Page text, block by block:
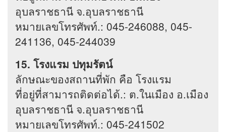
อุบลราชธานี จ.อุบลราชธานี
หมายเลขโทรศัพท์.: 045-246088, 045-
241136, 045-244039
15. โรงแรม ปทุมรัตน์
ลักษณะของสถานที่พัก คือ โรงแรม
ที่อยู่ที่สามารถติดต่อได้.: ต.ในเมือง อ.เมือง
อุบลราชธานี จ.อุบลราชธานี
หมายเลขโทรศัพท์.: 045-241502